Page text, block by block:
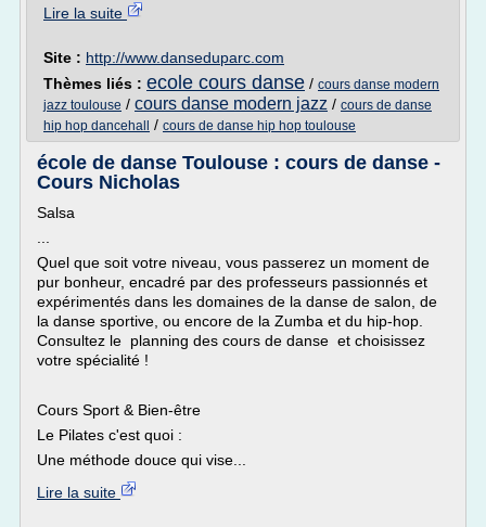
Lire la suite
Site : http://www.danseduparc.com
Thèmes liés : ecole cours danse / cours danse modern
jazz toulouse / cours danse modern jazz / cours de danse
hip hop dancehall
/ cours de danse hip hop toulouse
école de danse Toulouse : cours de danse -
Cours Nicholas
Salsa
Quel que soit votre niveau, vous passerez un moment de
pur bonheur, encadré par des professeurs passionnés et
expérimentés dans les domaines de la danse de salon, de
la danse sportive, ou encore de la Zumba et du hip-hop.
Consultez le planning des cours de danse et choisissez
votre spécialité !
Cours Sport & Bien-être
Le Pilates c'est quoi :
Une méthode douce qui vise...
Lire la suite